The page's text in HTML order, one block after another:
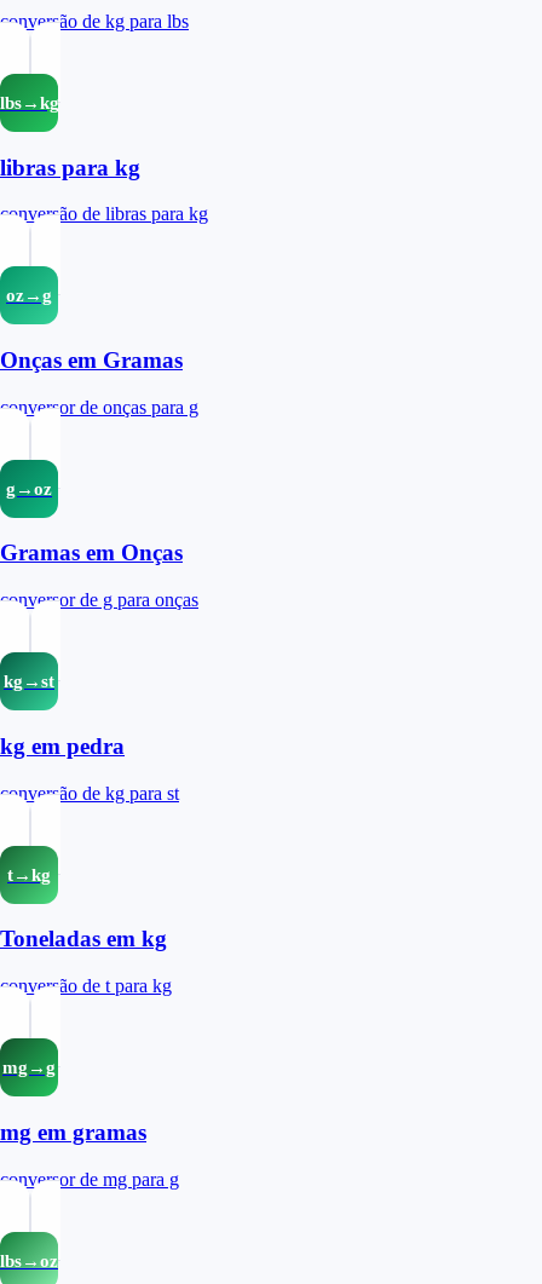
conversão de kg para lbs
lbs→kg
libras para kg
conversão de libras para kg
oz→g
Onças em Gramas
conversor de onças para g
g→oz
Gramas em Onças
conversor de g para onças
kg→st
kg em pedra
conversão de kg para st
t→kg
Toneladas em kg
conversão de t para kg
mg→g
mg em gramas
conversor de mg para g
lbs→oz